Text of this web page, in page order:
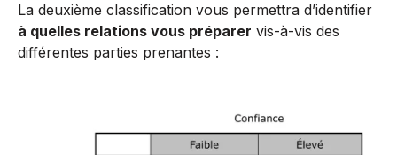
La deuxième classification vous permettra d’identifier
à quelles relations vous préparer vis-à-vis des
différentes parties prenantes :